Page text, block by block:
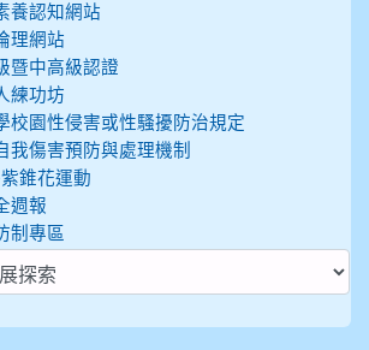
養認知網站
理網站
暨中高級認證
練功坊
校園性侵害或性騷擾防治規定
我傷害預防與處理機制
錐花運動
週報
制專區